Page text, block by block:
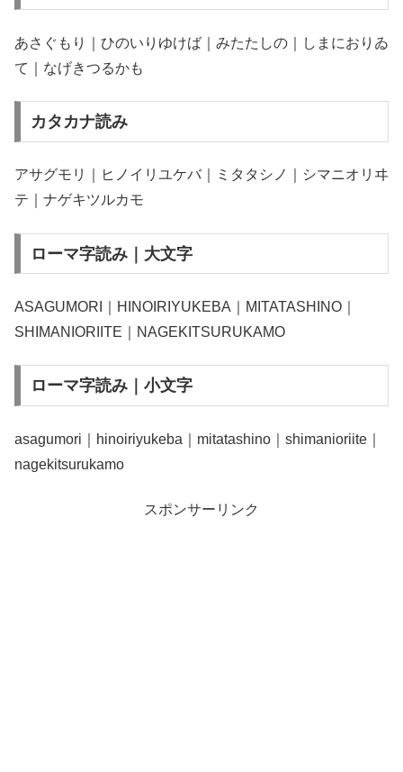
あさぐもり｜ひのいりゆけば｜みたたしの｜しまにおりゐ
て｜なげきつるかも
カタカナ読み
アサグモリ｜ヒノイリユケバ｜ミタタシノ｜シマニオリヰ
テ｜ナゲキツルカモ
ローマ字読み｜大文字
ASAGUMORI｜HINOIRIYUKEBA｜MITATASHINO｜
SHIMANIORIITE｜NAGEKITSURUKAMO
ローマ字読み｜小文字
asagumori｜hinoiriyukeba｜mitatashino｜shimanioriite｜
nagekitsurukamo
スポンサーリンク